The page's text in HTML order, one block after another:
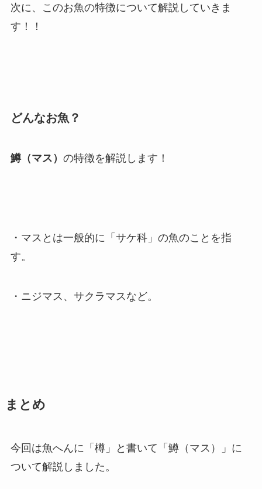
次に、このお魚の特徴について解説していきま
す！！
どんなお魚？
鱒（マス） の特徴を解説します！
・マスとは一般的に「サケ科」の魚のことを指
す。
・ニジマス、サクラマスなど。
まとめ
今回は魚へんに「樽」と書いて「鱒（マス）」に
ついて解説しました。